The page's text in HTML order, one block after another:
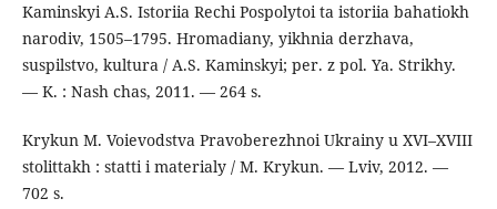
Kaminskyi A.S. Istoriia Rechi Pospolytoi ta istoriia bahatiokh
narodiv, 1505–1795. Hromadiany, yikhnia derzhava,
suspilstvo, kultura / A.S. Kaminskyi; per. z pol. Ya. Strikhy.
— K. : Nash chas, 2011. — 264 s.
Krykun M. Voievodstva Pravoberezhnoi Ukrainy u XVI–XVIII
stolittakh : statti i materialy / M. Krykun. — Lviv, 2012. —
702 s.